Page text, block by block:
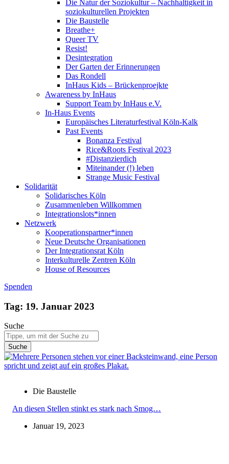
Die Natur der Soziokultur – Nachhaltigkeit in
soziokulturellen Projekten
Die Baustelle
Breathe+
Queer TV
Resist!
Desintegration
Der Garten der Erinnerungen
Das Rondell
InHaus Kids – Brückenproejkte
Awareness by InHaus
Support Team by InHaus e.V.
In-Haus Events
Europäisches Literaturfestival Köln-Kalk
Past Events
Bonanza Festival
Rice&Roots Festival 2023
#Distanzierdich
Miteinander (!) leben
Strange Music Festival
Solidarität
Solidarisches Köln
Zusammenleben Willkommen
Integrationslots*innen
Netzwerk
Kooperationspartner*innen
Neue Deutsche Organisationen
Der Integrationsrat Köln
Interkulturelle Zentren Köln
House of Resources
Spenden
Tag: 19. Januar 2023
Suche
Suche
Die Baustelle
An diesen Stellen stinkt es stark nach Smog…
Januar 19, 2023